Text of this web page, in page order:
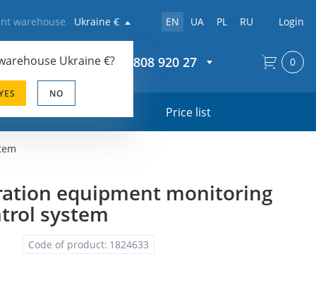
warehouse Ukraine €
Ukraine €?
NO
EN UA PL RU Login
+44 20 808 920 27
Price list
0
equipment monitoring
system
Code of product: 1824633